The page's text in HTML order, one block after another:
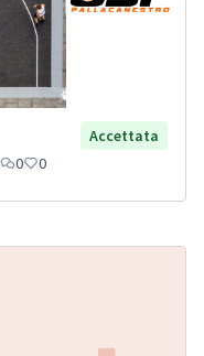
Accettata
0 0